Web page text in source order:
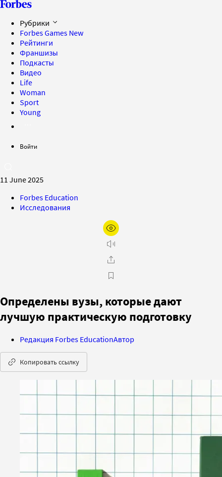
Рубрики
Forbes Games New
Рейтинги
Франшизы
Подкасты
Видео
Life
Woman
Sport
Young
Войти
11 June 2025
Forbes Education
Исследования
Определены вузы, которые дают
лучшую практическую подготовку
Редакция Forbes EducationАвтор
Копировать ссылку